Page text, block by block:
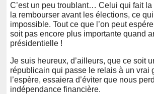
C’est un peu troublant… Celui qui fait la
la rembourser avant les élections, ce
impossible. Tout ce que l’on peut
soit pas encore plus importante quand
présidentielle !
Je suis heureux, d’ailleurs, que ce soit
républicain qui passe le relais à un vrai
l’espère, essaiera d’éviter que nous
indépendance financière.